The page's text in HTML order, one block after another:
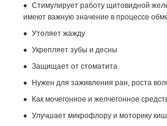
Стимулирует работу щитовидной
имеют важную значение в процессе
Утоляет жажду
Укрепляет зубы и десны
Защищает от стоматита
Нужен для заживления ран, роста
Как мочегонное и желчегонное
Улучшает микрофлору и моторику